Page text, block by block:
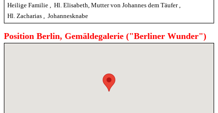
Heilige Familie
Hl. Elisabeth, Mutter von Johannes dem Täufer
Hl. Zacharias
Johannesknabe
Position Berlin, Gemäldegalerie ("Berliner Wunder")